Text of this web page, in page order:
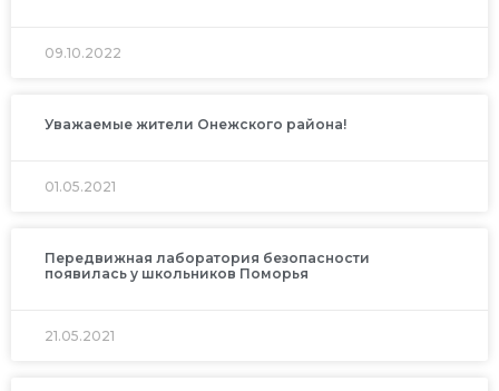
09.10.2022
Уважаемые жители Онежского района!
01.05.2021
Передвижная лаборатория безопасности
появилась у школьников Поморья
21.05.2021